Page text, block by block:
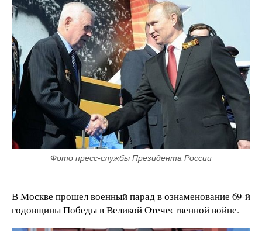
Фото пресс-службы Президента России
В Москве прошел военный парад в ознаменование 69-й
годовщины Победы в Великой Отечественной войне.